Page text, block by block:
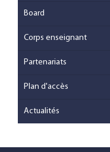
Board
Corps enseignant
Partenariats
Plan d'accès
Actualités